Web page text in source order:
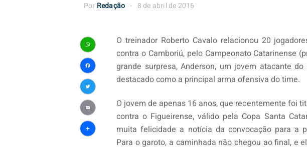
Por Redação 8 de abril de 2016
WhatsApp
Facebook
Twitter
Email
O treinador Roberto Cavalo relacionou 20
contra o Camboriú, pelo Campeonato Catarinense
grande surpresa, Anderson, um jovem atacante
destacado como a principal arma ofensiva do time.
O jovem de apenas 16 anos, que recentemente foi
contra o Figueirense, válido pela Copa Santa
muita felicidade a notícia da convocação para a
Para o garoto, a caminhada não chegou ao final, e